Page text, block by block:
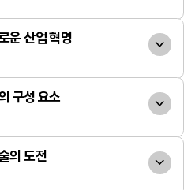
운 산업 혁명
인공지능은 2012년 딥러닝
전 이후 인식형 AI, 생성형 AI를
더들은 이를 새로운 산업 혁명
며, 우리 삶의 방식을 크게 변화
구성 요소
미래학자 레이 커즈와일은
능이 하나가 되는 '특이점'이
의 도전